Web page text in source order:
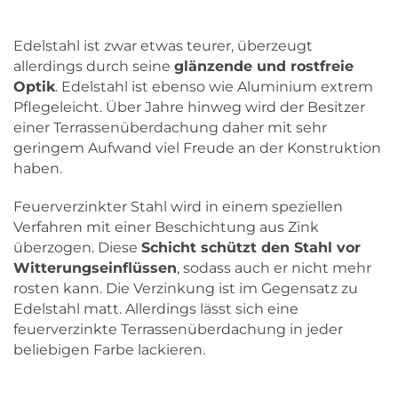
Edelstahl ist zwar etwas teurer, überzeugt
allerdings durch seine glänzende und rostfreie
Optik. Edelstahl ist ebenso wie Aluminium extrem
Pflegeleicht. Über Jahre hinweg wird der Besitzer
einer Terrassenüberdachung daher mit sehr
geringem Aufwand viel Freude an der Konstruktion
haben.
Feuerverzinkter Stahl wird in einem speziellen
Verfahren mit einer Beschichtung aus Zink
überzogen. Diese Schicht schützt den Stahl vor
Witterungseinflüssen, sodass auch er nicht mehr
rosten kann. Die Verzinkung ist im Gegensatz zu
Edelstahl matt. Allerdings lässt sich eine
feuerverzinkte Terrassenüberdachung in jeder
beliebigen Farbe lackieren.